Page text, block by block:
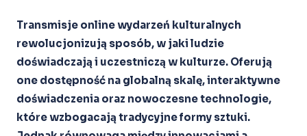
Transmisje online wydarzeń kulturalnych
rewolucjonizują sposób, w jaki ludzie
doświadczają i uczestniczą w kulturze. Oferują
one dostępność na globalną skalę, interaktywne
doświadczenia oraz nowoczesne technologie,
które wzbogacają tradycyjne formy sztuki.